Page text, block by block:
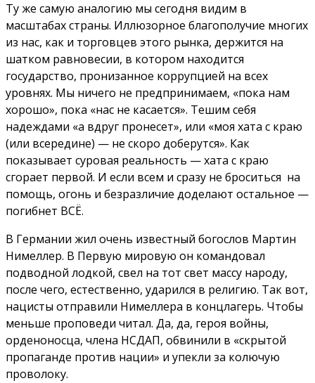
Ту же самую аналогию мы сегодня видим в
масштабах страны. Иллюзорное благополучие многих
из нас, как и торговцев этого рынка, держится на
шатком равновесии, в котором находится
государство, пронизанное коррупцией на всех
уровнях. Мы ничего не предпринимаем, «пока нам
хорошо», пока «нас не касается». Тешим себя
надеждами «а вдруг пронесет», или «моя хата с краю
(или всередине) — не скоро доберутся». Как
показывает суровая реальность — хата с краю
сгорает первой. И если всем и сразу не броситься на
помощь, огонь и безразличие доделают остальное —
погибнет ВСЁ.
В Германии жил очень известный богослов Мартин
Нимеллер. В Первую мировую он командовал
подводной лодкой, свел на тот свет массу народу,
после чего, естественно, ударился в религию. Так вот,
нацисты отправили Нимеллера в концлагерь. Чтобы
меньше проповеди читал. Да, да, героя войны,
орденоносца, члена НСДАП, обвинили в «скрытой
пропаганде против нации» и упекли за колючую
проволоку.